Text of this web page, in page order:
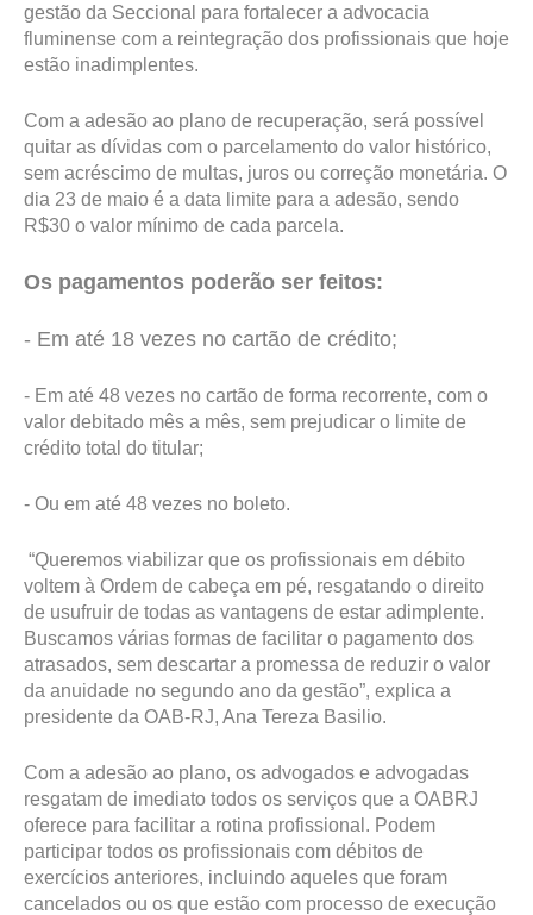
gestão da Seccional para fortalecer a advocacia
fluminense com a reintegração dos profissionais que hoje
estão inadimplentes.
Com a adesão ao plano de recuperação, será possível
quitar as dívidas com o parcelamento do valor histórico,
sem acréscimo de multas, juros ou correção monetária. O
dia 23 de maio é a data limite para a adesão, sendo
R$30 o valor mínimo de cada parcela.
Os pagamentos poderão ser feitos:
- Em até 18 vezes no cartão de crédito;
- Em até 48 vezes no cartão de forma recorrente, com o
valor debitado mês a mês, sem prejudicar o limite de
crédito total do titular;
- Ou em até 48 vezes no boleto.
“Queremos viabilizar que os profissionais em débito
voltem à Ordem de cabeça em pé, resgatando o direito
de usufruir de todas as vantagens de estar adimplente.
Buscamos várias formas de facilitar o pagamento dos
atrasados, sem descartar a promessa de reduzir o valor
da anuidade no segundo ano da gestão”, explica a
presidente da OAB-RJ, Ana Tereza Basilio.
Com a adesão ao plano, os advogados e advogadas
resgatam de imediato todos os serviços que a OABRJ
oferece para facilitar a rotina profissional. Podem
participar todos os profissionais com débitos de
exercícios anteriores, incluindo aqueles que foram
cancelados ou os que estão com processo de execução